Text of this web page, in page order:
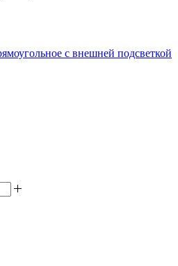
с внешней подсветкой